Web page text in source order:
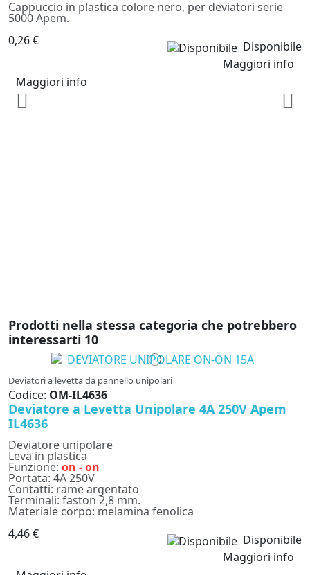
Cappuccio in plastica colore nero, per deviatori serie
5000 Apem.
0,26 €
Disponibile
Maggiori info
Maggiori info
Prodotti nella stessa categoria che potrebbero
interessarti 10
Deviatori a levetta da pannello unipolari
Codice: OM-IL4636
Deviatore a Levetta Unipolare 4A 250V Apem
IL4636
Deviatore unipolare
Leva in plastica
Funzione: on - on
Portata: 4A 250V
Contatti: rame argentato
Terminali: faston 2,8 mm.
Materiale corpo: melamina fenolica
4,46 €
Disponibile
Maggiori info